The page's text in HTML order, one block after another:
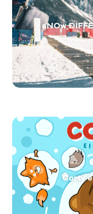
sNOw
Corty e